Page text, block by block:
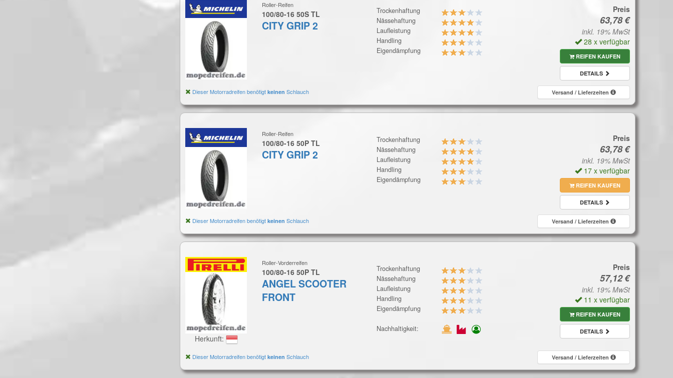
Roller-Reifen
100/80-16 50S TL
CITY GRIP 2
Trockenhaftung
Nässehaftung
Laufleistung
Handling
Eigendämpfung
Preis
inkl. 19% MwSt
28 x verfügbar
REIFEN KAUFEN
DETAILS
Dieser Motorradreifen benötigt keinen Schlauch Versand / Lieferzeiten
Roller-Reifen
100/80-16 50P TL
CITY GRIP 2
Trockenhaftung
Nässehaftung
Laufleistung
Handling
Eigendämpfung
Preis
inkl. 19% MwSt
17 x verfügbar
REIFEN KAUFEN
DETAILS
Dieser Motorradreifen benötigt keinen Schlauch Versand / Lieferzeiten
Herkunft:
Roller-Vorderreifen
100/80-16 50P TL
ANGEL SCOOTER
FRONT
Trockenhaftung
Nässehaftung
Laufleistung
Handling
Eigendämpfung
Nachhaltigkeit:
Preis
inkl. 19% MwSt
11 x verfügbar
REIFEN KAUFEN
DETAILS
Dieser Motorradreifen benötigt keinen Schlauch Versand / Lieferzeiten